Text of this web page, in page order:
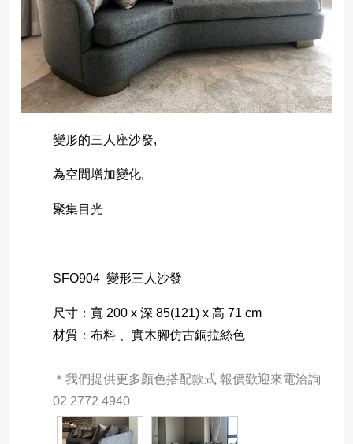
變形的三人座沙發,
為空間增加變化,
聚集目光
SFO904 變形三人沙發
尺寸：寬 200 x 深 85(121) x 高 71 cm
材質：布料 、實木腳仿古銅拉絲色
＊我們提供更多顏色搭配款式 報價歡迎來電洽詢
02 2772 4940